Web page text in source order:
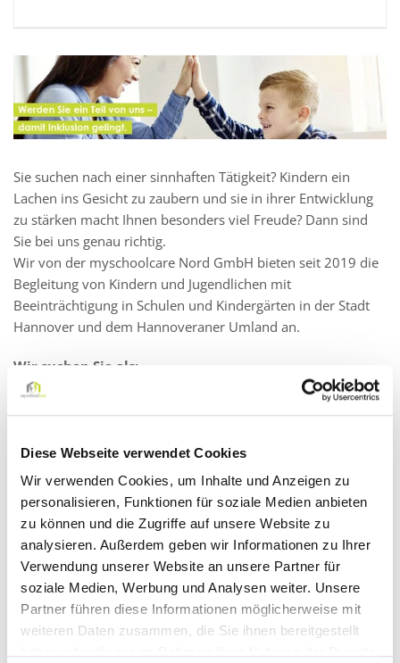
Diese Webseite verwendet Cookies
Wir verwenden Cookies, um Inhalte und Anzeigen zu
personalisieren, Funktionen für soziale Medien anbieten
zu können und die Zugriffe auf unsere Website zu
analysieren. Außerdem geben wir Informationen zu Ihrer
Verwendung unserer Website an unsere Partner für
soziale Medien, Werbung und Analysen weiter. Unsere
Partner führen diese Informationen möglicherweise mit
weiteren Daten zusammen, die Sie ihnen bereitgestellt
Sie suchen nach einer sinnhaften Tätigkeit? Kindern ein
Lachen ins Gesicht zu zaubern und sie in ihrer Entwicklung
zu stärken macht Ihnen besonders viel Freude? Dann sind
Sie bei uns genau richtig.
Wir von der myschoolcare Nord GmbH bieten seit 2019 die
Begleitung von Kindern und Jugendlichen mit
Beeinträchtigung in Schulen und Kindergärten in der Stadt
Hannover und dem Hannoveraner Umland an.
Wir suchen Sie als:
Schulbegleiter (m/w/d) in Teil- oder Vollzeit für 20 – 40
Stunden in Wolfenbüttel und Umgebung
Darauf können Sie sich freuen:
Ein faires Vergütungsmodell: Zahlung eines Festgehalts
mit gleichbleibendem monatlichen Verdienst – auch in
den Schließ- oder Ferienzeiten!
Gute Vereinbarkeit von Beruf und Familie
Einen Arbeitsplatz in unmittelbarer Nähe (Regel- oder
Förderschule)